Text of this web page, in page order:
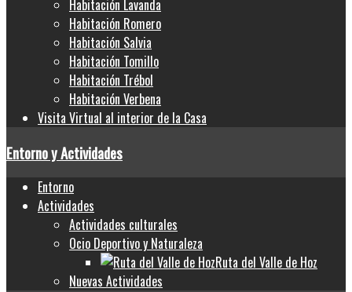
Habitación Lavanda
Habitación Romero
Habitación Salvia
Habitación Tomillo
Habitación Trébol
Habitación Verbena
Visita Virtual al interior de la Casa
Entorno y Actividades
Entorno
Actividades
Actividades culturales
Ocio Deportivo y Naturaleza
Ruta del Valle de Hoz
Nuevas Actividades